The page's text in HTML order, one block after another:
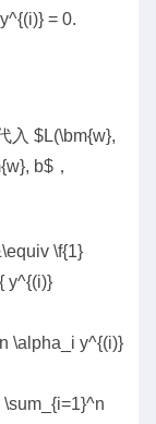
= 0.
入 $L(\bm{w},
b$，
\f{1}
y^{(i)}
\alpha_i y^{(i)}